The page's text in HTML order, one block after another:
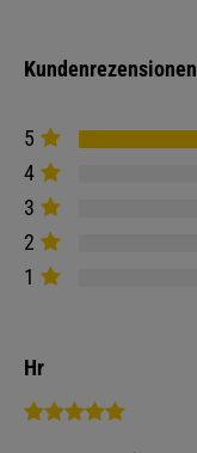
Kundenrezensionen
5
4
3
2
1
Hr